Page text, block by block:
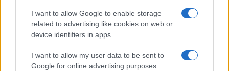
I want to allow Google to enable storage
related to advertising like cookies on web or
device identifiers in apps.
I want to allow my user data to be sent to
Google for online advertising purposes.